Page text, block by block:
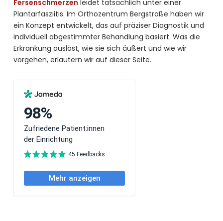
Fersenschmerzen leidet tatsächlich unter einer
Plantarfasziitis. Im Orthozentrum Bergstraße haben wir
ein Konzept entwickelt, das auf präziser Diagnostik und
individuell abgestimmter Behandlung basiert. Was die
Erkrankung auslöst, wie sie sich äußert und wie wir
vorgehen, erläutern wir auf dieser Seite.